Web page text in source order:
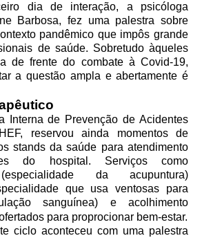
dia de interação, a psicóloga
Barbosa, fez uma palestra sobre
pandêmico que impôs grande
de saúde. Sobretudo àqueles
de frente do combate à Covid-19,
a questão ampla e abertamente é
Interna de Prevenção de Acidentes
reservou ainda momentos de
stands da saúde para atendimento
do hospital. Serviços como
da acupuntura)
que usa ventosas para
sanguínea) e acolhimento
para proprocionar bem-estar.
ciclo aconteceu com uma palestra